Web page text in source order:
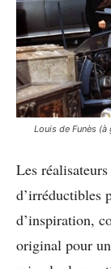
Louis de Funès
Les
d’irréductibles
d’inspiration,
original pour